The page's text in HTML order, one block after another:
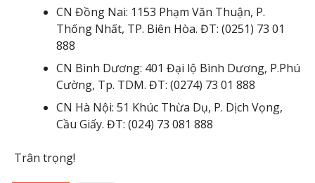
CN Đồng Nai: 1153 Phạm Văn Thuận, P.
Thống Nhất, TP. Biên Hòa. ĐT: (0251) 73 01
888
CN Bình Dương: 401 Đại lộ Bình Dương, P.Phú
Cường, Tp. TDM. ĐT: (0274) 73 01 888
CN Hà Nội: 51 Khúc Thừa Dụ, P. Dịch Vọng,
Cầu Giấy. ĐT: (024) 73 081 888
Trân trọng!